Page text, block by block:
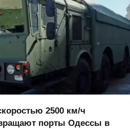
2500 км/ч
порты Одессы в